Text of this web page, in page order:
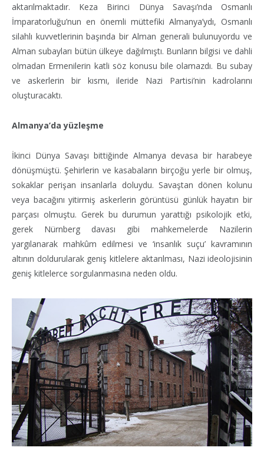
aktarılmaktadır. Keza Birinci Dünya Savaşı’nda Osmanlı
İmparatorluğu’nun en önemli müttefiki Almanya’ydı, Osmanlı
silahlı kuvvetlerinin başında bir Alman generali bulunuyordu ve
Alman subayları bütün ülkeye dağılmıştı. Bunların bilgisi ve dahli
olmadan Ermenilerin katli söz konusu bile olamazdı. Bu subay
ve askerlerin bir kısmı, ileride Nazi Partisi’nin kadrolarını
oluşturacaktı.
Almanya’da yüzleşme
İkinci Dünya Savaşı bittiğinde Almanya devasa bir harabeye
dönüşmüştü. Şehirlerin ve kasabaların birçoğu yerle bir olmuş,
sokaklar perişan insanlarla doluydu. Savaştan dönen kolunu
veya bacağını yitirmiş askerlerin görüntüsü günlük hayatın bir
parçası olmuştu. Gerek bu durumun yarattığı psikolojik etki,
gerek Nürnberg davası gibi mahkemelerde Nazilerin
yargılanarak mahkûm edilmesi ve ‘insanlık suçu’ kavramının
altının doldurularak geniş kitlelere aktarılması, Nazi ideolojisinin
geniş kitlelerce sorgulanmasına neden oldu.